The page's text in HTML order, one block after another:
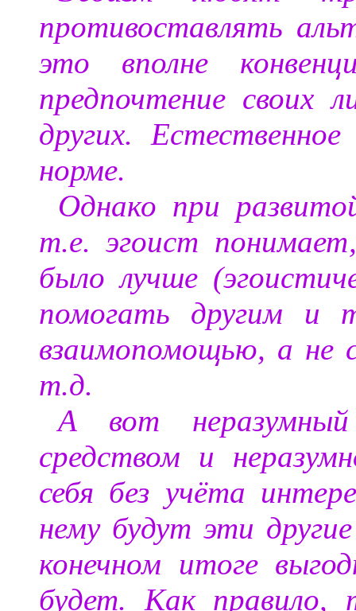
противоставлять
это вполне
предпочтение своих
других.
норме.
Однако при
т.е. эгоист
было лучше
помогать другим
взаимопомощью, а не
т.д.
А вот
средством и
себя без учёта
нему будут эти
конечном итоге
будет. Как правило,